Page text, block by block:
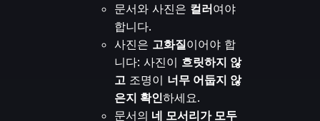
문서와 사진은 컬러여야
합니다.
사진은 고화질이어야 합
니다: 사진이 흐릿하지 않
고 조명이 너무 어둡지 않
은지 확인하세요.
문서의 네 모서리가 모두